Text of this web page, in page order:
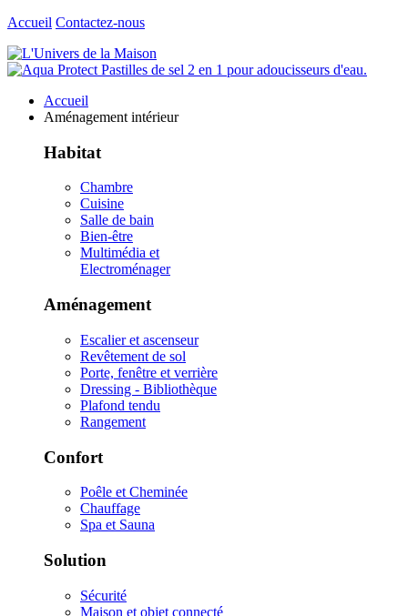
Accueil Contactez-nous
Accueil
Aménagement intérieur
Habitat
Chambre
Cuisine
Salle de bain
Bien-être
Multimédia et
Electroménager
Aménagement
Escalier et ascenseur
Revêtement de sol
Porte, fenêtre et verrière
Dressing - Bibliothèque
Plafond tendu
Rangement
Confort
Poêle et Cheminée
Chauffage
Spa et Sauna
Solution
Sécurité
Maison et objet connecté